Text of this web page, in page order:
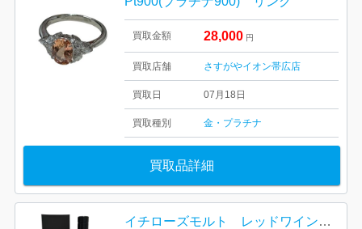
買取金額 28,000 円
買取店舗 さすがやイオン帯広店
買取日 07月18日
買取種別 金・プラチナ
買取品詳細
イチローズモルト レッドワインカスク 2023